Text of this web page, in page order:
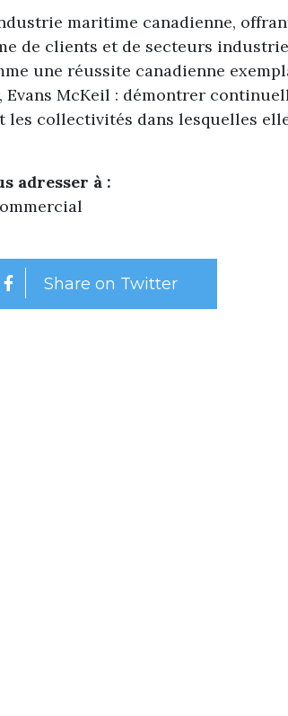
maritime canadienne,
de clients et de secteurs
une réussite canadienne
McKeil : démontrer
les collectivités dans lesquelles
adresser à :
Share on Twitter